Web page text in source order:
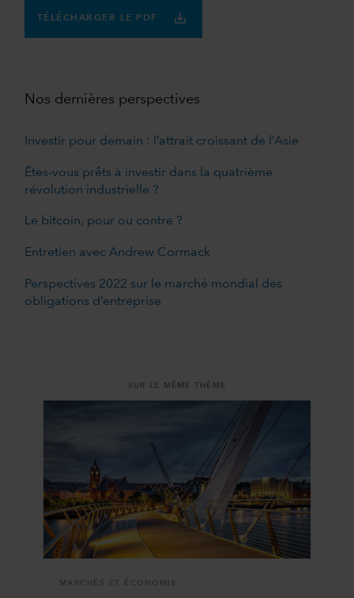
TÉLÉCHARGER LE PDF
Nos dernières perspectives
Investir pour demain : l’attrait croissant de l’Asie
Êtes-vous prêts à investir dans la quatrième
révolution industrielle ?
Le bitcoin, pour ou contre ?
Entretien avec Andrew Cormack
Perspectives 2022 sur le marché mondial des
obligations d’entreprise
SUR LE MÊME THÈME
MARCHÉS ET ÉCONOMIE